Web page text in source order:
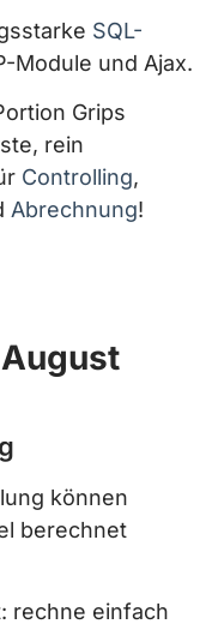
SQL-
Module und Ajax.
Grips
rein
Controlling,
Abrechnung!
können
berechnet
rechne einfach